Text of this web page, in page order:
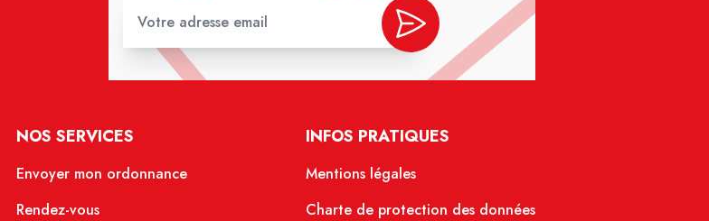
NOS SERVICES
Envoyer mon ordonnance
Rendez-vous
INFOS PRATIQUES
Mentions légales
Charte de protection des données